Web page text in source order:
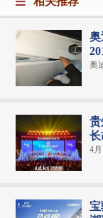
奥
奥
4
宝